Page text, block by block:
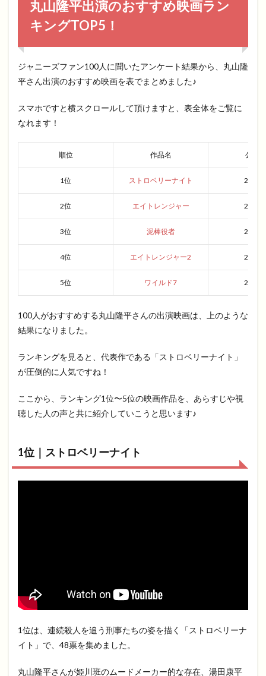
丸山隆平出演のおすすめ映画ラン
キングTOP5！
ジャニーズファン100人に聞いたアンケート結果から、丸山隆
平さん出演のおすすめ映画を表でまとめました♪
スマホですと横スクロールして頂けますと、表全体をご覧に
なれます！
順位 作品名 公開年
1位 ストロベリーナイト 2013
2位 エイトレンジャー 2012
3位 泥棒役者 2017
4位 エイトレンジャー2 2014
5位 ワイルド7 2011
100人がおすすめする丸山隆平さんの出演映画は、上のような
結果になりました。
ランキングを見ると、代表作である「ストロベリーナイト」
が圧倒的に人気ですね！
ここから、ランキング1位〜5位の映画作品を、あらすじや視
聴した人の声と共に紹介していこうと思います♪
1位｜ストロベリーナイト
1位は、連続殺人を追う刑事たちの姿を描く「ストロベリーナ
イト」で、48票を集めました。
丸山隆平さんが姫川班のムードメーカー的な存在、湯田康平